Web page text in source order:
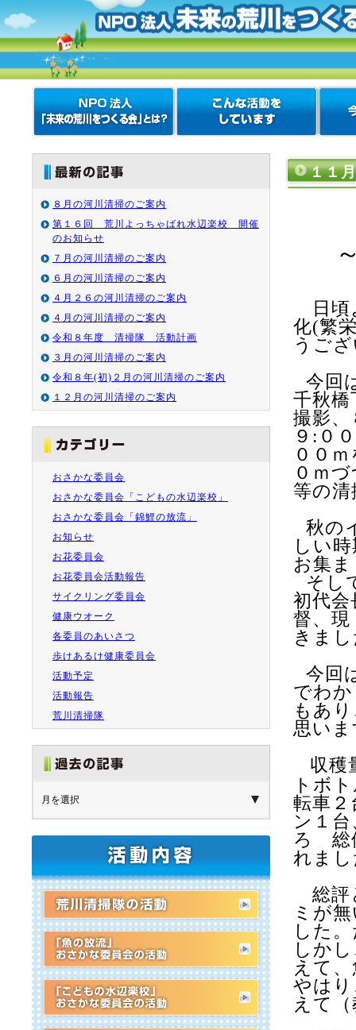
８月の河川清掃のご案内
第１６回 荒川よっちゃばれ水辺楽校 開催
のお知らせ
７月の河川清掃のご案内
６月の河川清掃のご案内
４月２６の河川清掃のご案内
４月の河川清掃のご案内
令和８年度 清掃隊 活動計画
３月の河川清掃のご案内
令和８年(初)２月の河川清掃のご案内
１２月の河川清掃のご案内
おさかな委員会
おさかな委員会「こどもの水辺楽校」
おさかな委員会「錦鯉の放流」
お知らせ
お花委員会
お花委員会活動報告
サイクリング委員会
健康ウオーク
各委員のあいさつ
歩けあるけ健康委員会
活動予定
活動報告
荒川清掃隊
１１
日頃
化(繁
うご
今回
千秋橋
撮影、
９ :０
００
０ｍ
等の清
秋の
しい
お集
そし
初代会
督、現
きま
今回
でわ
もあ
思い
収穫
トボ
転車
ン１
ろ 総
れま
総評
ミが
した
しか
えて
やは
えて